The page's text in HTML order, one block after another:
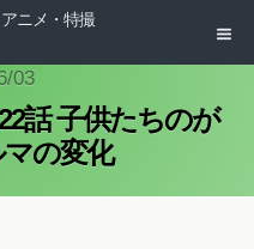
ニメ・特撮
03
話 子供たちのが
の変化